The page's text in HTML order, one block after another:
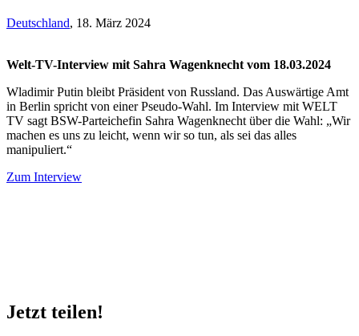
Deutschland, 18. März 2024
Welt-TV-Interview mit Sahra Wagenknecht vom 18.03.2024
Wladimir Putin bleibt Präsident von Russland. Das Auswärtige Amt
in Berlin spricht von einer Pseudo-Wahl. Im Interview mit WELT
TV sagt BSW-Parteichefin Sahra Wagenknecht über die Wahl: „Wir
machen es uns zu leicht, wenn wir so tun, als sei das alles
manipuliert.“
Zum Interview
Jetzt teilen!